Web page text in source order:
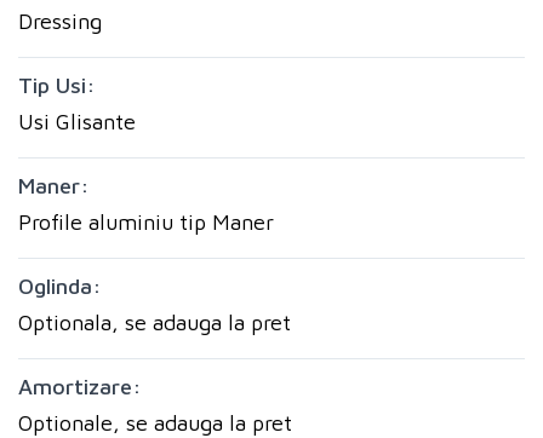
Dressing
Tip Usi:
Usi Glisante
Maner:
Profile aluminiu tip Maner
Oglinda:
Optionala, se adauga la pret
Amortizare:
Optionale, se adauga la pret